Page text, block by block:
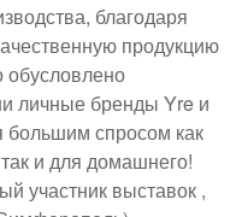
благодаря
продукцию
личные бренды Yre и
большим спросом как
и для домашнего!
участник выставок ,